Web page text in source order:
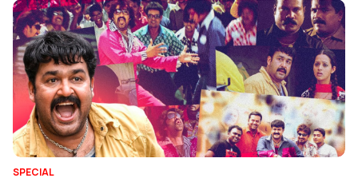
SPECIAL